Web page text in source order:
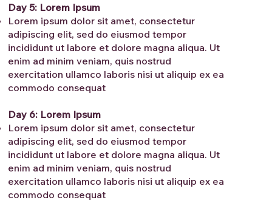
Day 5: Lorem Ipsum
Lorem ipsum dolor sit amet, consectetur
adipiscing elit, sed do eiusmod tempor
incididunt ut labore et dolore magna aliqua. Ut
enim ad minim veniam, quis nostrud
exercitation ullamco laboris nisi ut aliquip ex ea
commodo consequat
Day 6: Lorem Ipsum
Lorem ipsum dolor sit amet, consectetur
adipiscing elit, sed do eiusmod tempor
incididunt ut labore et dolore magna aliqua. Ut
enim ad minim veniam, quis nostrud
exercitation ullamco laboris nisi ut aliquip ex ea
commodo consequat